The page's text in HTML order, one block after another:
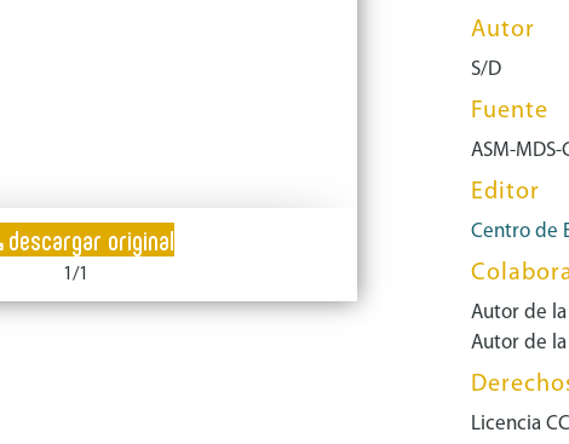
descargar original
1/1
Autor
S/D
Fuente
ASM-MDS-
Editor
Centro de
Autor de la
Autor de la
Licencia